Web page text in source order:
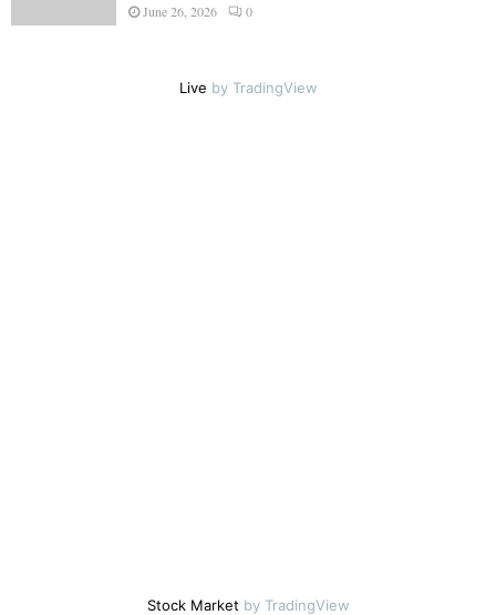
June 26, 2026 0
Live by TradingView
Stock Market by TradingView